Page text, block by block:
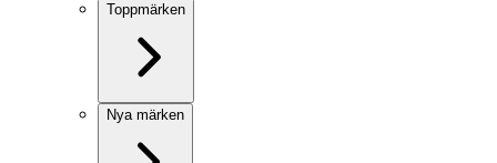
Toppmärken
Nya märken